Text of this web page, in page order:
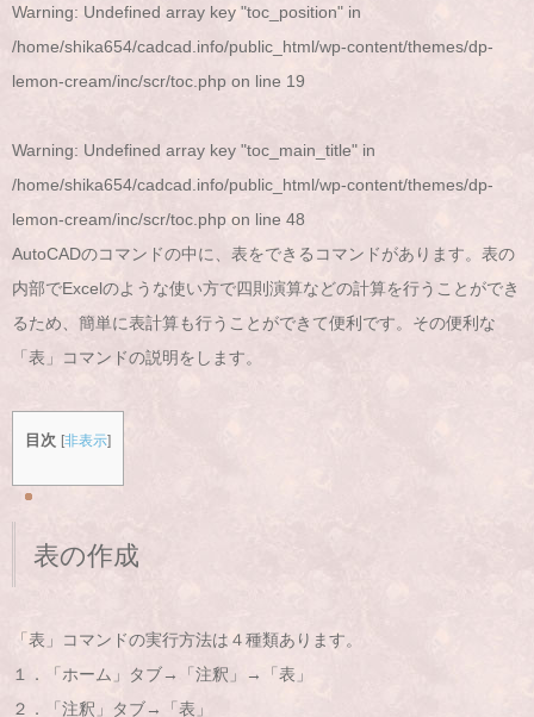
Warning: Undefined array key "toc_position" in
/home/shika654/cadcad.info/public_html/wp-content/themes/dp-
lemon-cream/inc/scr/toc.php on line 19
Warning: Undefined array key "toc_main_title" in
/home/shika654/cadcad.info/public_html/wp-content/themes/dp-
lemon-cream/inc/scr/toc.php on line 48
AutoCADのコマンドの中に、表をできるコマンドがあります。表の
内部でExcelのような使い方で四則演算などの計算を行うことができ
るため、簡単に表計算も行うことができて便利です。その便利な
「表」コマンドの説明をします。
目次 [非表示]
表の作成
「表」コマンドの実行方法は４種類あります。
１．「ホーム」タブ→「注釈」→「表」
２．「注釈」タブ→「表」